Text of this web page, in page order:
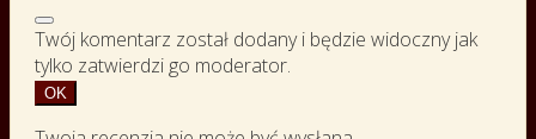
Twój komentarz został dodany i będzie widoczny jak
tylko zatwierdzi go moderator.
OK